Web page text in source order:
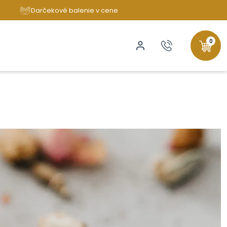
Darčekové balenie v cene
0